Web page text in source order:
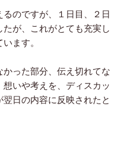
のですが、１日目、２日
が、これがとても充実し
ます。
った部分、伝え切れてな
いや考えを、ディスカッ
日の内容に反映されたと